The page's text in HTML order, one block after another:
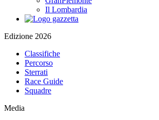
Il Lombardia
Edizione 2026
Classifiche
Percorso
Sterrati
Race Guide
Squadre
Media